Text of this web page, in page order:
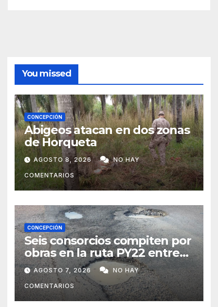
You missed
CONCEPCIÓN
Abigeos atacan en dos zonas
de Horqueta
AGOSTO 8, 2026 NO HAY
COMENTARIOS
CONCEPCIÓN
Seis consorcios compiten por
obras en la ruta PY22 entre
Concepción y Vallemí
AGOSTO 7, 2026 NO HAY
COMENTARIOS